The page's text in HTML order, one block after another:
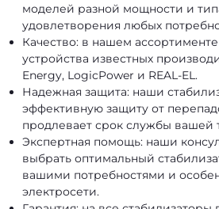
моделей разной мощности и
удовлетворения любых
Качество: в нашем
устройства известных
Energy, LogicPower и REAL-EL.
Надежная защита: наши
эффективную защиту от
продлевает срок службы вашей
Экспертная помощь: наши
выбрать оптимальный
вашими потребностями и
электросети.